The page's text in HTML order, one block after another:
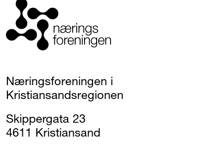
Næringsforeningen i
Kristiansandsregionen
Skippergata 23
4611 Kristiansand